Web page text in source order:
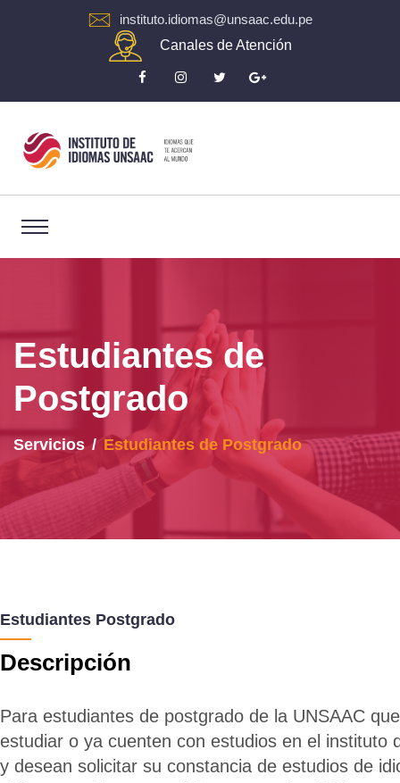
instituto.idiomas@unsaac.edu.pe
Canales de Atención
Estudiantes de
Postgrado
Servicios Estudiantes de Postgrado
Estudiantes Postgrado
Descripción
Para estudiantes de postgrado de la UNSAAC
estudiar o ya cuenten con estudios en el instituto
y desean solicitar su constancia de estudios de